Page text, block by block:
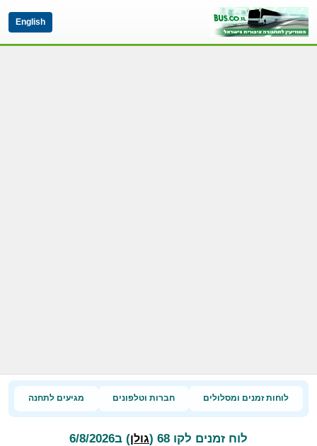
English
לוחות זמנים ומסלולים חברות וטלפונים מגיעים לתחנה
לוח זמנים לקו 68 ( גולן) ב6/8/2026